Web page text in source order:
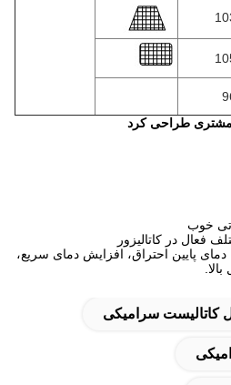
طراحی کرد
خوب
فعال در کاتالیزور
پایین احتراق، افزایش دمای سریع،
کاتالیست سرامیکی